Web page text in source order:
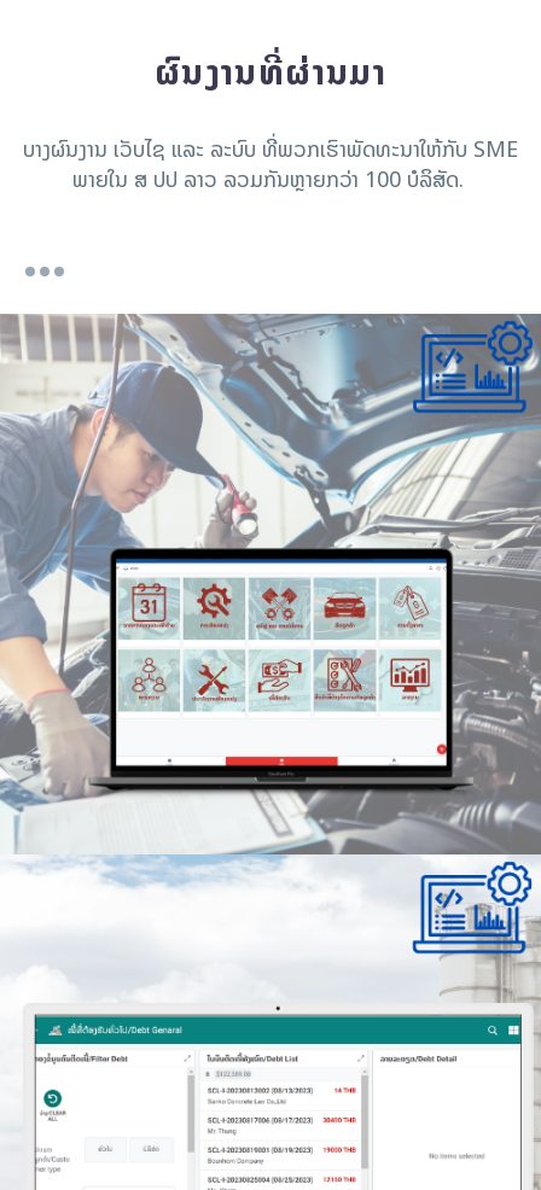
ຜົນງານທີ່ຜ່ານມາ
ບາງຜົນງານ ເວັບໄຊ ແລະ ລະບົບ ທີ່ພວກເຮົາພັດທະນາໃຫ້ກັບ SME
ພາຍໃນ ສ ປປ ລາວ ລວມກັນຫຼາຍກວ່າ 100 ບໍລິສັດ.